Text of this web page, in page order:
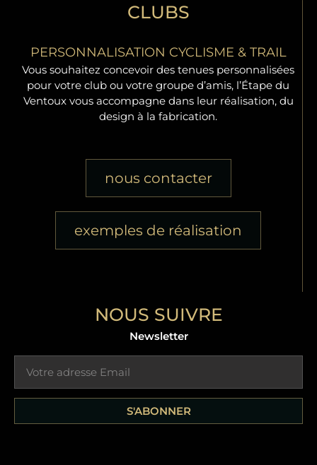
CLUBS
PERSONNALISATION CYCLISME & TRAIL
Vous souhaitez concevoir des tenues personnalisées
pour votre club ou votre groupe d’amis, l’Étape du
Ventoux vous accompagne dans leur réalisation, du
design à la fabrication.
nous contacter
exemples de réalisation
NOUS SUIVRE
Newsletter
S'ABONNER